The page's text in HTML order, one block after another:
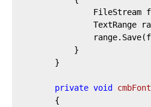
TextRange
private void